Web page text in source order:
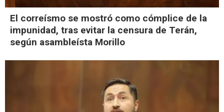
El correísmo se mostró como cómplice de la
impunidad, tras evitar la censura de Terán,
según asambleísta Morillo